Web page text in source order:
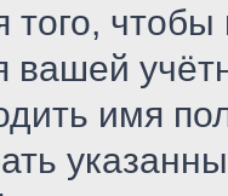
чтобы
вашей
имя